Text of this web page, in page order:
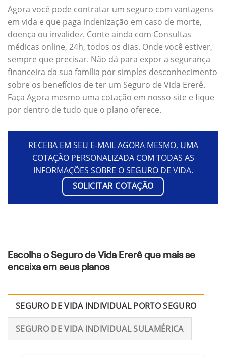
Agora você pode contratar um seguro com vantagens
em vida e que paga indenização em caso de morte,
doença ou invalidez. Conte ainda com Consultas
médicas online, 24h, todos os dias. Onde você estiver,
sempre que precisar. Não dá para expor a segurança
financeira da sua família por simples desconhecimento
sobre os benefícios de ter um Seguro de Vida Ererê.
Faça Agora mesmo uma cotação em nosso site e fique
por dentro de tudo que o plano oferece.
RECEBA EM SEU E-MAIL AGORA MESMO, UMA
COTAÇÃO PERSONALIZADA COM TODAS AS
INFORMAÇÕES SOBRE O SEGURO DE VIDA.
SOLICITAR COTAÇÃO
Escolha o Seguro de Vida Ererê que mais se
encaixa em seus planos
SEGURO DE VIDA INDIVIDUAL PORTO SEGURO
SEGURO DE VIDA INDIVIDUAL SULAMÉRICA